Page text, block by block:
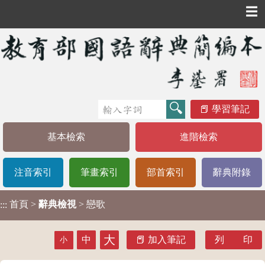
☰
學習筆記
基本檢索 進階檢索
注音索引 筆畫索引 部首索引 辭典附錄
::: 首頁 > 辭典檢視 > 戀歌
小 中 大 加入筆記 列 印